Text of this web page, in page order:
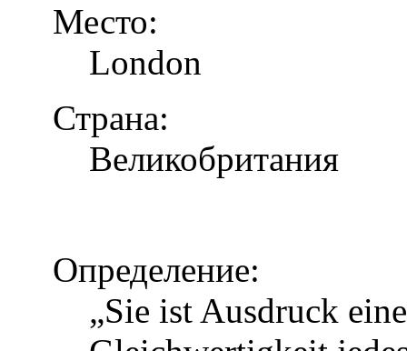
Место:
London
Страна:
Великобритания
Определение:
„Sie ist Ausdruck